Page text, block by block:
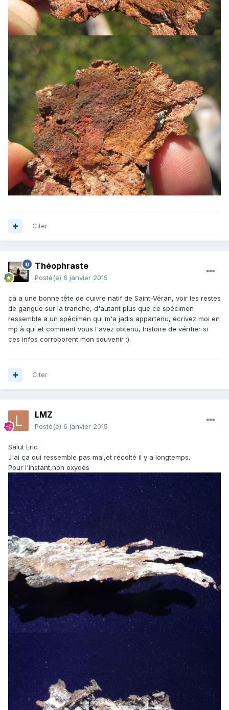
Citer
Théophraste
Posté(e) 6 janvier 2015
çà a une bonne tête de cuivre natif de Saint-Véran, voir les restes
de gangue sur la tranche, d'autant plus que ce spécimen
ressemble a un spécimen qui m'a jadis appartenu, écrivez moi en
mp à qui et comment vous l'avez obtenu, histoire de vérifier si
ces infos corroborent mon souvenir :).
Citer
LMZ
Posté(e) 6 janvier 2015
Salut Eric
J'ai ça qui ressemble pas mal,et récolté il y a longtemps.
Pour l'instant,non oxydés